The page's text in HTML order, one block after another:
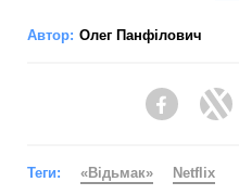
Автор: Олег Панфілович
Facebook
Теги: «Відьмак» Netflix